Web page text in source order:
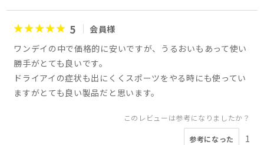
5
会員様
ワンデイの中で価格的に安いですが、うるおいもあって使い
勝手がとても良いです。
ドライアイの症状も出にくくスポーツをやる時にも使ってい
ますがとても良い製品だと思います。
このレビューは参考になりましたか？
参考になった 1